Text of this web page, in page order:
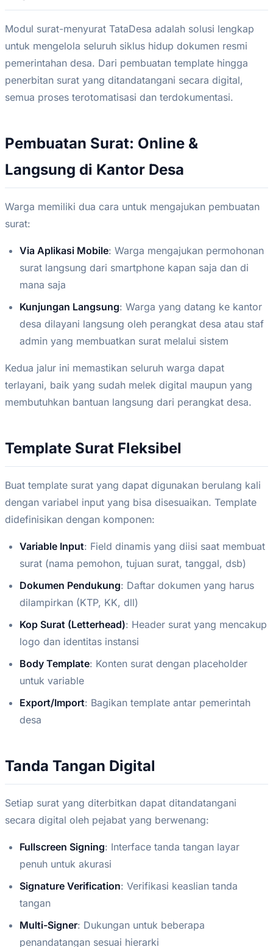
Modul surat-menyurat TataDesa adalah solusi lengkap
untuk mengelola seluruh siklus hidup dokumen resmi
pemerintahan desa. Dari pembuatan template hingga
penerbitan surat yang ditandatangani secara digital,
semua proses terotomatisasi dan terdokumentasi.
Pembuatan Surat: Online &
Langsung di Kantor Desa
Warga memiliki dua cara untuk mengajukan pembuatan
surat:
Via Aplikasi Mobile: Warga mengajukan permohonan
surat langsung dari smartphone kapan saja dan di
mana saja
Kunjungan Langsung: Warga yang datang ke kantor
desa dilayani langsung oleh perangkat desa atau staf
admin yang membuatkan surat melalui sistem
Kedua jalur ini memastikan seluruh warga dapat
terlayani, baik yang sudah melek digital maupun yang
membutuhkan bantuan langsung dari perangkat desa.
Template Surat Fleksibel
Buat template surat yang dapat digunakan berulang kali
dengan variabel input yang bisa disesuaikan. Template
didefinisikan dengan komponen:
Variable Input: Field dinamis yang diisi saat membuat
surat (nama pemohon, tujuan surat, tanggal, dsb)
Dokumen Pendukung: Daftar dokumen yang harus
dilampirkan (KTP, KK, dll)
Kop Surat (Letterhead): Header surat yang mencakup
logo dan identitas instansi
Body Template: Konten surat dengan placeholder
untuk variable
Export/Import: Bagikan template antar pemerintah
desa
Tanda Tangan Digital
Setiap surat yang diterbitkan dapat ditandatangani
secara digital oleh pejabat yang berwenang:
Fullscreen Signing: Interface tanda tangan layar
penuh untuk akurasi
Signature Verification: Verifikasi keaslian tanda
tangan
Multi-Signer: Dukungan untuk beberapa
penandatangan sesuai hierarki